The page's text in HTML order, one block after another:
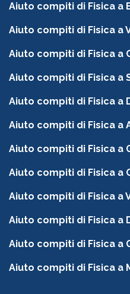
Aiuto compiti di Fisica a
Aiuto compiti di Fisica a
Aiuto compiti di Fisica a
Aiuto compiti di Fisica a
Aiuto compiti di Fisica a
Aiuto compiti di Fisica a
Aiuto compiti di Fisica a
Aiuto compiti di Fisica a
Aiuto compiti di Fisica a
Aiuto compiti di Fisica a
Aiuto compiti di Fisica a
Aiuto compiti di Fisica a